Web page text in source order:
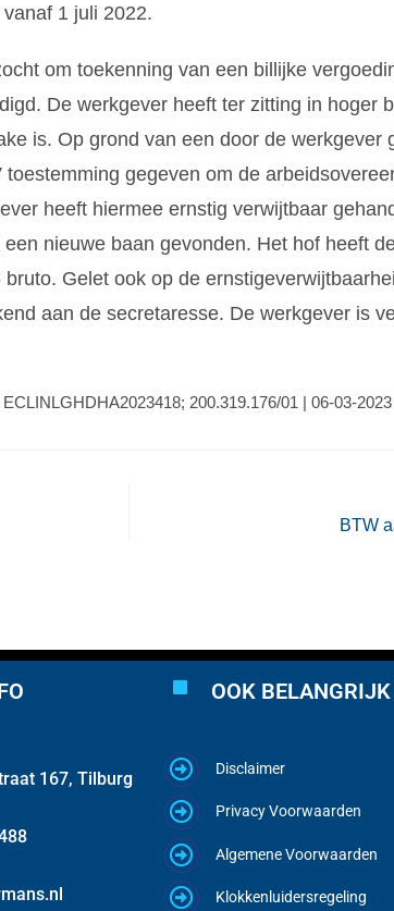
1 juli 2022.
om toekenning van een billijke
De werkgever heeft ter zitting in hoger
is. Op grond van een door de werkgever
gegeven om de
heeft hiermee ernstig verwijtbaar
nieuwe baan gevonden. Het hof heeft
Gelet ook op de
aan de secretaresse. De werkgever is
200.319.176/01 | 06-03-2023
BTW
167, Tilburg
OOK BELANGRIJK
Disclaimer
Privacy Voorwaarden
Algemene Voorwaarden
Klokkenluidersregeling